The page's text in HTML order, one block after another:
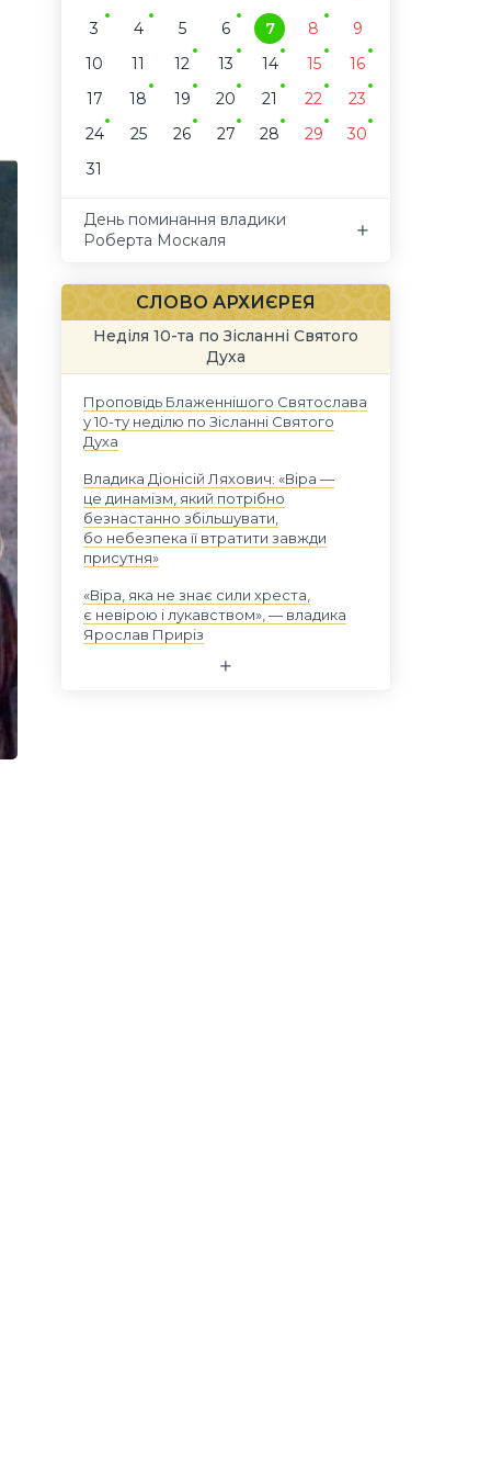
3
4 5 6 7 8
9
10
11 12 13 14 15
16
17
18 19 20 21 22
23
24
25 26 27 28 29
30
31
День поминання владики
Роберта Москаля
СЛОВО АРХИЄРЕЯ
Неділя 10-та по Зісланні Святого
Духа
Проповідь Блаженнішого Святослава
у 10-ту неділю по Зісланні Святого
Духа
Владика Діонісій Ляхович: «Віра —
це динамізм, який потрібно
безнастанно збільшувати,
бо небезпека її втратити завжди
присутня»
«Віра, яка не знає сили хреста,
є невірою і лукавством», — владика
Ярослав Приріз